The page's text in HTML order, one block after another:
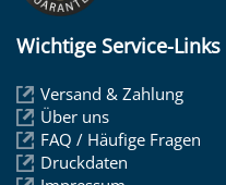
Wichtige Service-Links
Versand & Zahlung
Über uns
FAQ / Häufige Fragen
Druckdaten